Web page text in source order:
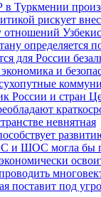
Туркмении
рискует
определяется
для России
и
России и стран
невнятная
и ШОС могла бы
поставит под